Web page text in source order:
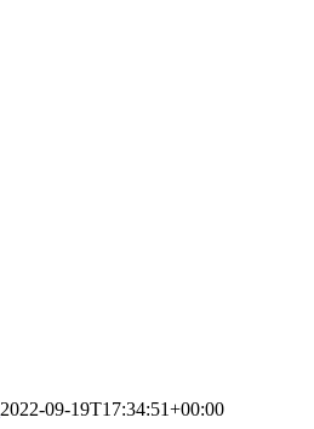
2022-09-19T17:34:51+00:00